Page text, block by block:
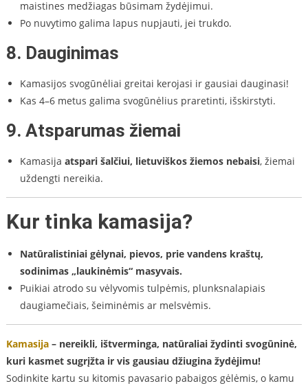
maistines medžiagas būsimam žydėjimui.
Po nuvytimo galima lapus nupjauti, jei trukdo.
8. Dauginimas
Kamasijos svogūnėliai greitai kerojasi ir gausiai dauginasi!
Kas 4–6 metus galima svogūnėlius praretinti, išskirstyti.
9. Atsparumas žiemai
Kamasija atspari šalčiui, lietuviškos žiemos nebaisi, žiemai
uždengti nereikia.
Kur tinka kamasija?
Natūralistiniai gėlynai, pievos, prie vandens kraštų,
sodinimas „laukinėmis“ masyvais.
Puikiai atrodo su vėlyvomis tulpėmis, plunksnalapiais
daugiamečiais, šeiminėmis ar melsvėmis.
Kamasija– nereikli, ištverminga, natūraliai žydinti svogūninė,
kuri kasmet sugrįžta ir vis gausiau džiugina žydėjimu!
Sodinkite kartu su kitomis pavasario pabaigos gėlėmis, o kamu